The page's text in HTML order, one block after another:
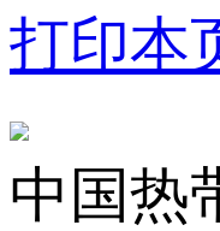
打印本
中国热